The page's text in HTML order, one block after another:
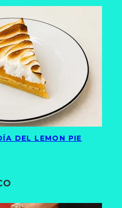
DEL LEMON PIE